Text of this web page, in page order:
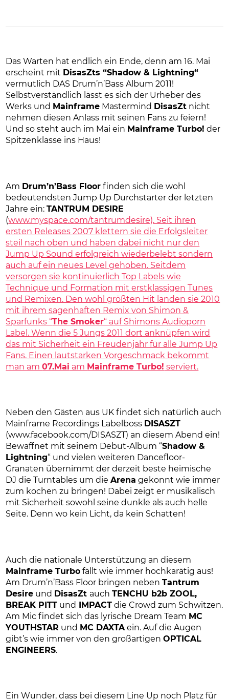
Das Warten hat endlich ein Ende, denn am 16. Mai
erscheint mit DisasZts “Shadow & Lightning“
vermutlich DAS Drum’n’Bass Album 2011!
Selbstverständlich lässt es sich der Urheber des
Werks und Mainframe Mastermind DisasZt nicht
nehmen diesen Anlass mit seinen Fans zu feiern!
Und so steht auch im Mai ein Mainframe Turbo! der
Spitzenklasse ins Haus!
Am Drum’n’Bass Floor finden sich die wohl
bedeutendsten Jump Up Durchstarter der letzten
Jahre ein:TANTRUM DESIRE
(www.myspace.com/tantrumdesire). Seit ihren
ersten Releases 2007 klettern sie die Erfolgsleiter
steil nach oben und haben dabei nicht nur den
Jump Up Sound erfolgreich wiederbelebt sondern
auch auf ein neues Level gehoben. Seitdem
versorgen sie kontinuierlich Top Labels wie
Technique und Formation mit erstklassigen Tunes
und Remixen. Den wohl größten Hit landen sie 2010
mit ihrem sagenhaften Remix von Shimon &
Sparfunks “The Smoker“ auf Shimons Audioporn
Label. Wenn die 5 Jungs 2011 dort anknüpfen wird
das mit Sicherheit ein Freudenjahr für alle Jump Up
Fans. Einen lautstarken Vorgeschmack bekommt
man am07.Mai am Mainframe Turbo! serviert.
Neben den Gästen aus UK findet sich natürlich auch
Mainframe Recordings Labelboss DISASZT
(www.facebook.com/DISASZT) an diesem Abend ein!
Bewaffnet mit seinem Debut-Album “Shadow &
Lightning“ und vielen weiteren Dancefloor-
Granaten übernimmt der derzeit beste heimische
DJ die Turntables um dieArena gekonnt wie immer
zum kochen zu bringen! Dabei zeigt er musikalisch
mit Sicherheit sowohl seine dunkle als auch helle
Seite. Denn wo kein Licht, da kein Schatten!
Auch die nationale Unterstützung an diesem
Mainframe Turbo fällt wie immer hochkarätig aus!
Am Drum’n’Bass Floor bringen nebenTantrum
Desire und DisasZt auchTENCHU b2b ZOOL,
BREAK PITT und IMPACT die Crowd zum Schwitzen.
Am Mic findet sich das lyrische Dream Team MC
YOUTHSTAR und MC DAXTA ein. Auf die Augen
gibt’s wie immer von den großartigenOPTICAL
ENGINEERS.
Ein Wunder, dass bei diesem Line Up noch Platz für